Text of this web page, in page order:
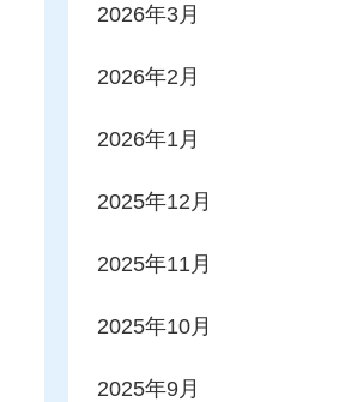
2026年3月
2026年2月
2026年1月
2025年12月
2025年11月
2025年10月
2025年9月